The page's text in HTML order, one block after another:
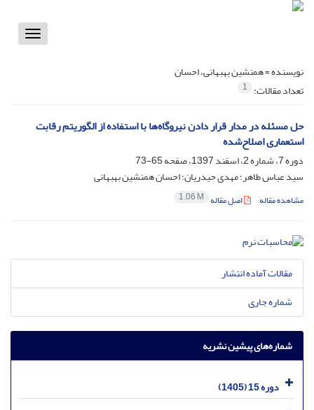
Toggle
نویسنده =همنشین بهبهانی، احسان
تعداد مقالات: 1
حل مسئله در مدار قرار دادن نیروگاه‌ها با استفاده از الگوریتم رقابت
استعماری اصلاح‌شده
دوره 7، شماره 2، اسفند 1397، صفحه
65-73
سید عباس طاهر؛ مهدی حیدریان؛ احسان همنشین بهبهانی
مشاهده مقاله اصل مقاله 1.06 M
مقالات آماده انتشار
شماره جاری
شماره‌های پیشین نشریه
دوره 15 (1405)